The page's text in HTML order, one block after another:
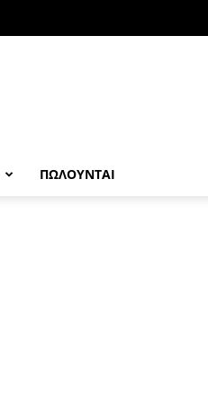
ΠΩΛΟΎΝΤΑΙ